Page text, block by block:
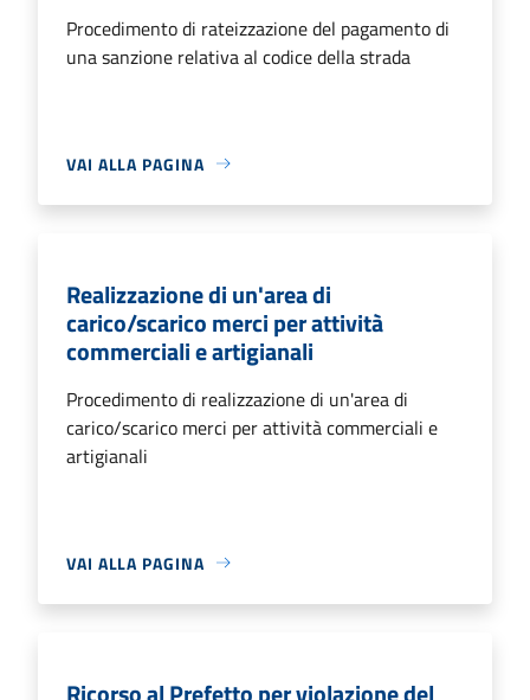
Procedimento di rateizzazione del pagamento di
una sanzione relativa al codice della strada
VAI ALLA PAGINA
Realizzazione di un'area di
carico/scarico merci per attività
commerciali e artigianali
Procedimento di realizzazione di un'area di
carico/scarico merci per attività commerciali e
artigianali
VAI ALLA PAGINA